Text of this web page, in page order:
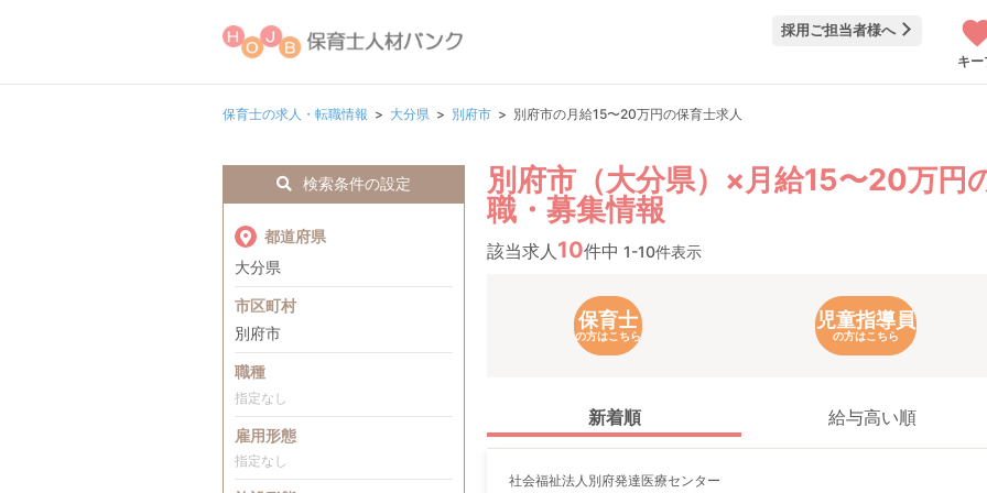
採用ご担当者様へ
キー
保育士の求人・転職情報 大分県 別府市 別府市の月給15〜20万円の保育士求人
別府市（大分県）×月給15〜20万円
職・募集情報
該当求人 10件中 1-10件表示
保育士
の方はこちら
児童指導員
の方はこちら
新着順 給与高い順
社会福祉法人別府発達医療センター
検索条件の設定
都道府県
大分県
市区町村
別府市
職種
指定なし
雇用形態
指定なし